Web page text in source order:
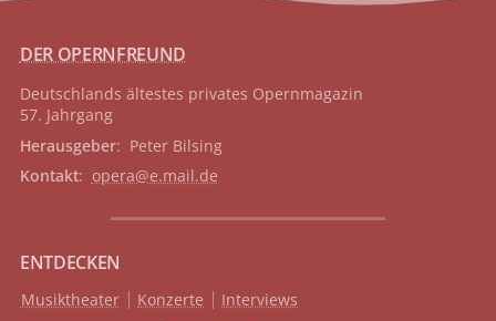
DER OPERNFREUND
Deutschlands ältestes privates Opernmagazin
57. Jahrgang
Herausgeber: Peter Bilsing
Kontakt: opera@e.mail.de
ENTDECKEN
Musiktheater Konzerte
Interviews